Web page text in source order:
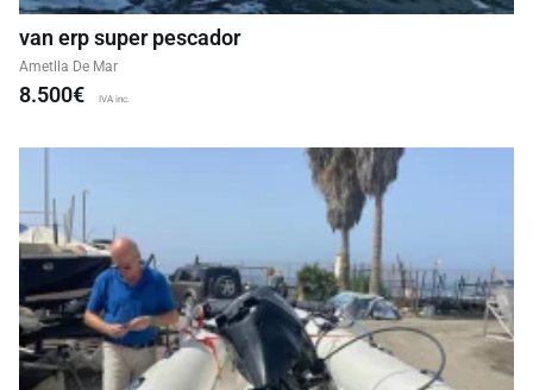
van erp super pescador
Ametlla De Mar
8.500€ IVA inc.